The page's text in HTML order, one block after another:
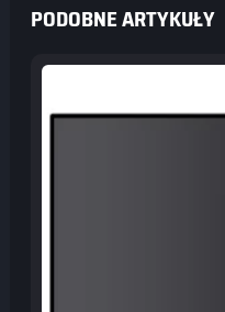
PODOBNE ARTYKUŁY